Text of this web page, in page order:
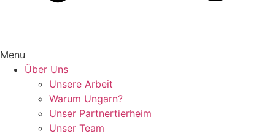
Menu
Über Uns
Unsere Arbeit
Warum Ungarn?
Unser Partnertierheim
Unser Team